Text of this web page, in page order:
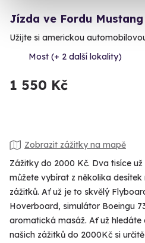
Jízda ve Fordu
Užijte si americkou
Most (+ 2 další lokality)
1 550 Kč
Zobrazit zážitky na mapě
Zážitky do 2000 Kč. Dva tisíce
můžete vybírat z několika
zážitků. Ať už je to skvělý
Hoverboard, simulátor Boeingu
aromatická masáž. Ať už hledáte
našich zážitků do 2000Kč si